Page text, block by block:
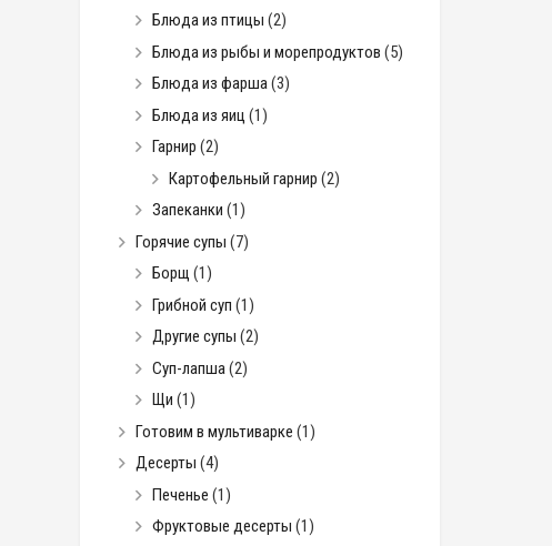
Блюда из птицы (2)
Блюда из рыбы и морепродуктов (5)
Блюда из фарша(3)
Блюда из яиц (1)
Гарнир (2)
Картофельный гарнир (2)
Запеканки (1)
Горячие супы (7)
Борщ (1)
Грибной суп (1)
Другие супы (2)
Суп-лапша (2)
Щи (1)
Готовим в мультиварке (1)
Десерты (4)
Печенье (1)
Фруктовые десерты (1)